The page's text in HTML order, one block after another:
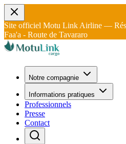
Site officiel Motu Link Airline —
Faa'a - Route de Tavararo
Notre compagnie
Informations pratiques
Professionnels
Presse
Contact